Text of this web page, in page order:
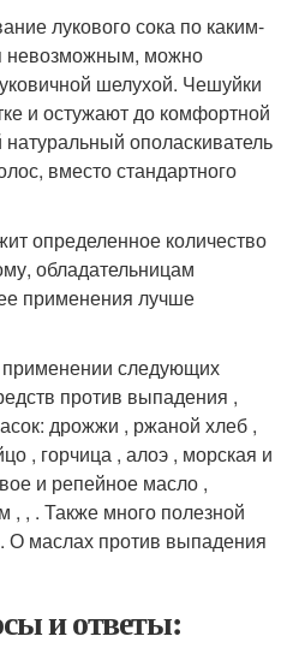
лукового сока по каким-
невозможным, можно
шелухой. Чешуйки
и остужают до комфортной
ополаскиватель
вместо стандартного
определенное количество
обладательницам
применения лучше
следующих
против выпадения ,
дрожжи , ржаной хлеб ,
, горчица , алоэ , морская и
и репейное масло ,
, , . Также много полезной
О маслах против выпадения
и ответы: